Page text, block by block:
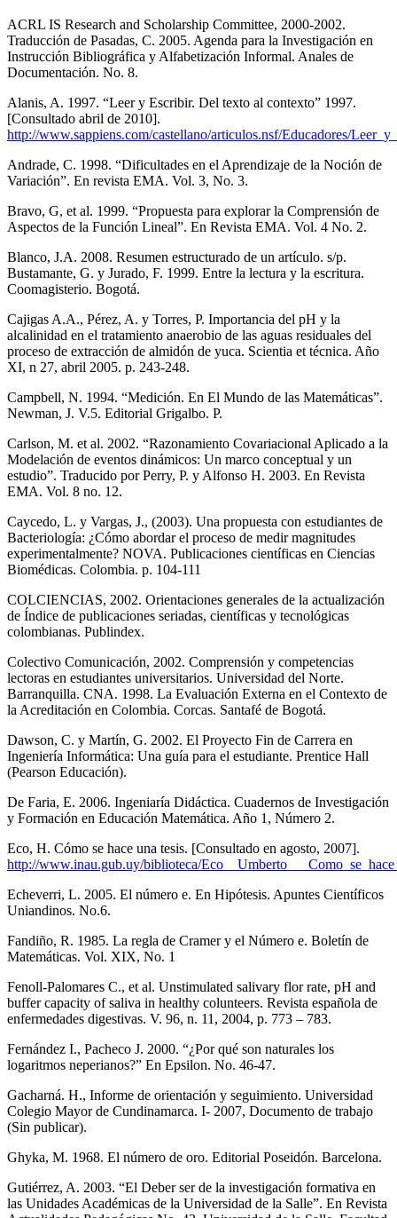
ACRL IS Research and Scholarship Committee, 2000-2002.
Traducción de Pasadas, C. 2005. Agenda para la Investigación en
Instrucción Bibliográfica y Alfabetización Informal. Anales de
Documentación. No. 8.
Alanis, A. 1997. “Leer y Escribir. Del texto al contexto” 1997.
[Consultado abril de 2010].
http://www.sappiens.com/castellano/articulos.nsf/Educadores/
Andrade, C. 1998. “Dificultades en el Aprendizaje de la Noción de
Variación”. En revista EMA. Vol. 3, No. 3.
Bravo, G, et al. 1999. “Propuesta para explorar la Comprensión de
Aspectos de la Función Lineal”. En Revista EMA. Vol. 4 No. 2.
Blanco, J.A. 2008. Resumen estructurado de un artículo. s/p.
Bustamante, G. y Jurado, F. 1999. Entre la lectura y la escritura.
Coomagisterio. Bogotá.
Cajigas A.A., Pérez, A. y Torres, P. Importancia del pH y la
alcalinidad en el tratamiento anaerobio de las aguas residuales del
proceso de extracción de almidón de yuca. Scientia et técnica. Año
XI, n 27, abril 2005. p. 243-248.
Campbell, N. 1994. “Medición. En El Mundo de las Matemáticas”.
Newman, J. V.5. Editorial Grigalbo. P.
Carlson, M. et al. 2002. “Razonamiento Covariacional Aplicado a la
Modelación de eventos dinámicos: Un marco conceptual y un
estudio”. Traducido por Perry, P. y Alfonso H. 2003. En Revista
EMA. Vol. 8 no. 12.
Caycedo, L. y Vargas, J., (2003). Una propuesta con estudiantes de
Bacteriología: ¿Cómo abordar el proceso de medir magnitudes
experimentalmente? NOVA. Publicaciones científicas en Ciencias
Biomédicas. Colombia. p. 104-111
COLCIENCIAS, 2002. Orientaciones generales de la actualización
de Índice de publicaciones seriadas, científicas y tecnológicas
colombianas. Publindex.
Colectivo Comunicación, 2002. Comprensión y competencias
lectoras en estudiantes universitarios. Universidad del Norte.
Barranquilla. CNA. 1998. La Evaluación Externa en el Contexto de
la Acreditación en Colombia. Corcas. Santafé de Bogotá.
Dawson, C. y Martín, G. 2002. El Proyecto Fin de Carrera en
Ingeniería Informática: Una guía para el estudiante. Prentice Hall
(Pearson Educación).
De Faria, E. 2006. Ingeniaría Didáctica. Cuadernos de Investigación
y Formación en Educación Matemática. Año 1, Número 2.
Eco, H. Cómo se hace una tesis. [Consultado en agosto, 2007].
http://www.inau.gub.uy/biblioteca/
Echeverri, L. 2005. El número e. En Hipótesis. Apuntes Científicos
Uniandinos. No.6.
Fandiño, R. 1985. La regla de Cramer y el Número e. Boletín de
Matemáticas. Vol. XIX, No. 1
Fenoll-Palomares C., et al. Unstimulated salivary flor rate, pH and
buffer capacity of saliva in healthy colunteers. Revista española de
enfermedades digestivas. V. 96, n. 11, 2004, p. 773 – 783.
Fernández I., Pacheco J. 2000. “¿Por qué son naturales los
logaritmos neperianos?” En Epsilon. No. 46-47.
Gacharná. H., Informe de orientación y seguimiento. Universidad
Colegio Mayor de Cundinamarca. I- 2007, Documento de trabajo
(Sin publicar).
Ghyka, M. 1968. El número de oro. Editorial Poseidón. Barcelona.
Gutiérrez, A. 2003. “El Deber ser de la investigación formativa en
las Unidades Académicas de la Universidad de la Salle”. En Revista